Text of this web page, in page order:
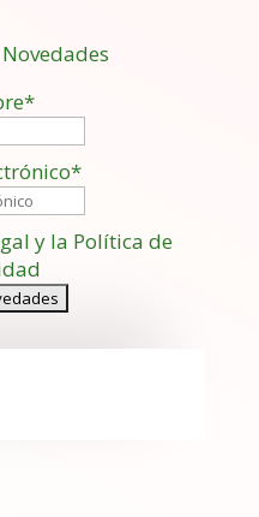
y la Política de